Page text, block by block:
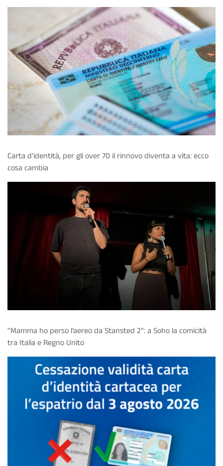
Carta d'identità, per gli over 70 il rinnovo diventa a vita: ecco
cosa cambia
"Mamma ho perso l’aereo da Stansted 2”: a Soho la comicità
tra Italia e Regno Unito